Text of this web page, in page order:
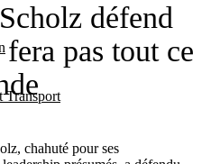
Transport
défend
pas tout ce
chahuté pour ses